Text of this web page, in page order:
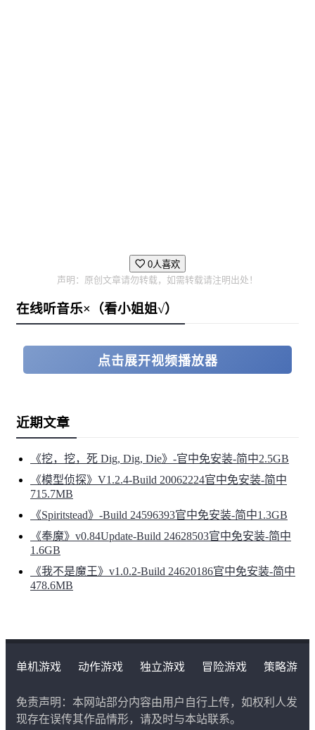
0人喜欢
声明：原创文章请勿转载，如需转载请注明出处！
在线听音乐×（看小姐姐√）
点击展开视频播放器
近期文章
《挖，挖，死 Dig, Dig, Die》-官中免安装-简中2.5GB
《模型侦探》V1.2.4-Build 20062224官中免安装-简中
715.7MB
《Spiritstead》-Build 24596393官中免安装-简中1.3GB
《奉魔》v0.84Update-Build 24628503官中免安装-简中
1.6GB
《我不是魔王》v1.0.2-Build 24620186官中免安装-简中
478.6MB
单机游戏 动作游戏 独立游戏 冒险游戏
策略游
免责声明：本网站部分内容由用户自行上传，如权利人发
现存在误传其作品情形，请及时与本站联系。